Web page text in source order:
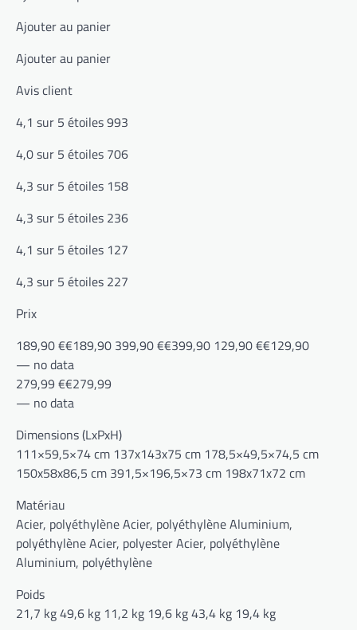
Ajouter au panier
Ajouter au panier
Avis client
4,1 sur 5 étoiles 993
4,0 sur 5 étoiles 706
4,3 sur 5 étoiles 158
4,3 sur 5 étoiles 236
4,1 sur 5 étoiles 127
4,3 sur 5 étoiles 227
Prix
189,90 €€189,90 399,90 €€399,90 129,90 €€129,90
— no data
279,99 €€279,99
— no data
Dimensions (LxPxH)
111×59,5×74 cm 137x143x75 cm 178,5×49,5×74,5 cm
150x58x86,5 cm 391,5×196,5×73 cm 198x71x72 cm
Matériau
Acier, polyéthylène Acier, polyéthylène Aluminium,
polyéthylène Acier, polyester Acier, polyéthylène
Aluminium, polyéthylène
Poids
21,7 kg 49,6 kg 11,2 kg 19,6 kg 43,4 kg 19,4 kg